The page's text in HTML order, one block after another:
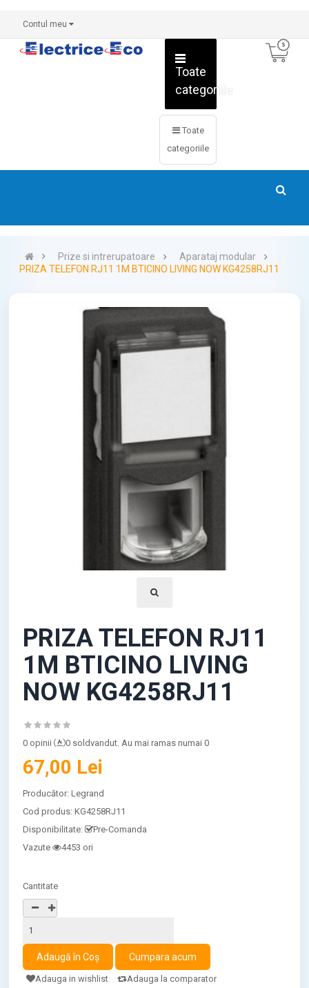
Contul meu
Toate
categoriile
Toate
categoriile
Prize si intrerupatoare
Aparataj modular
PRIZA TELEFON RJ11 1M BTICINO LIVING NOW KG4258RJ11
PRIZA TELEFON RJ11
1M BTICINO LIVING
NOW KG4258RJ11
0 opinii 0 soldvandut. Au mai ramas numai 0
67,00 Lei
Producător:Legrand
Cod produs:KG4258RJ11
Disponibilitate:
Pre-Comanda
Vazute
4453 ori
Cantitate
Adauga in wishlist Adauga la comparator